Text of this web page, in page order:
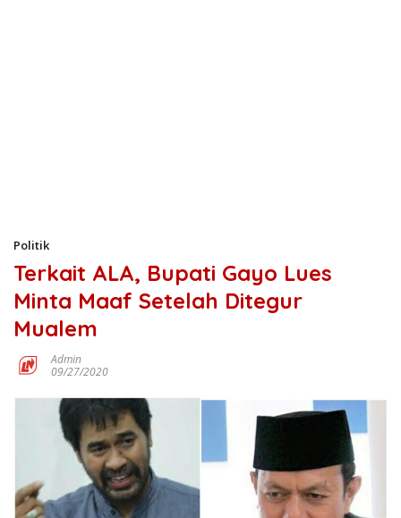
Politik
Terkait ALA, Bupati Gayo Lues
Minta Maaf Setelah Ditegur
Mualem
Admin
09/27/2020